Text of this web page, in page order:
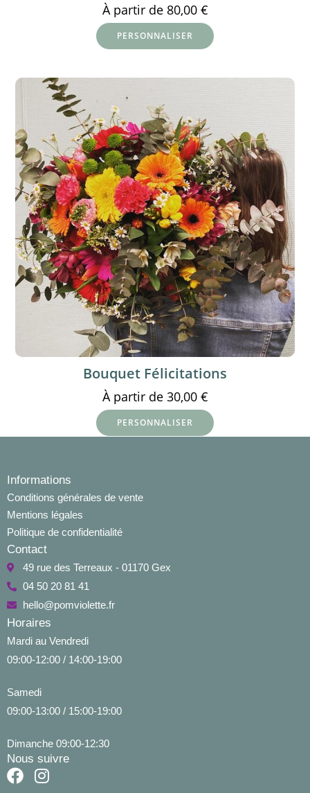
À partir de 80,00 €
PERSONNALISER
Bouquet Félicitations
À partir de 30,00 €
PERSONNALISER
Informations
Conditions générales de vente
Mentions légales
Politique de confidentialité
Contact
49 rue des Terreaux - 01170 Gex
04 50 20 81 41
hello@pomviolette.fr
Horaires
Mardi au Vendredi
09:00-12:00 / 14:00-19:00
Samedi
09:00-13:00 / 15:00-19:00
Dimanche 09:00-12:30
Nous suivre